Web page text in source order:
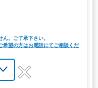
。ご了承下さい。
望の方はお電話にてご相談くだ